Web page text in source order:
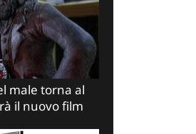
male torna al
il nuovo film